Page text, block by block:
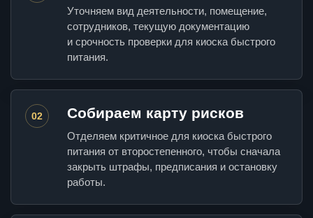
Уточняем вид деятельности, помещение,
сотрудников, текущую документацию
и срочность проверки для киоска быстрого
питания.
02 Собираем карту рисков
Отделяем критичное для киоска быстрого
питания от второстепенного, чтобы сначала
закрыть штрафы, предписания и остановку
работы.